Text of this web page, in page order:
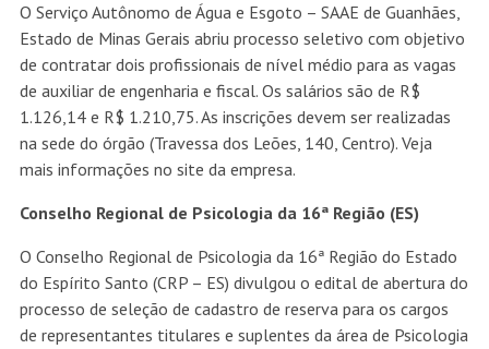
O Serviço Autônomo de Água e Esgoto – SAAE de Guanhães,
Estado de Minas Gerais abriu processo seletivo com objetivo
de contratar dois profissionais de nível médio para as vagas
de auxiliar de engenharia e fiscal. Os salários são de R$
1.126,14 e R$ 1.210,75. As inscrições devem ser realizadas
na sede do órgão (Travessa dos Leões, 140, Centro). Veja
mais informações no site da empresa.
Conselho Regional de Psicologia da 16ª Região (ES)
O Conselho Regional de Psicologia da 16ª Região do Estado
do Espírito Santo (CRP – ES) divulgou o edital de abertura do
processo de seleção de cadastro de reserva para os cargos
de representantes titulares e suplentes da área de Psicologia